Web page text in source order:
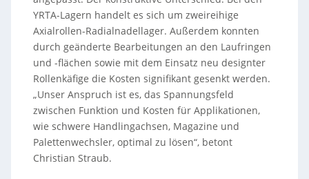
YRTA-Lagern handelt es sich um zweireihige
Axialrollen-Radialnadellager. Außerdem konnten
durch geänderte Bearbeitungen an den Laufringen
und -flächen sowie mit dem Einsatz neu designter
Rollenkäfige die Kosten signifikant gesenkt werden.
„Unser Anspruch ist es, das Spannungsfeld
zwischen Funktion und Kosten für Applikationen,
wie schwere Handlingachsen, Magazine und
Palettenwechsler, optimal zu lösen“, betont
Christian Straub.